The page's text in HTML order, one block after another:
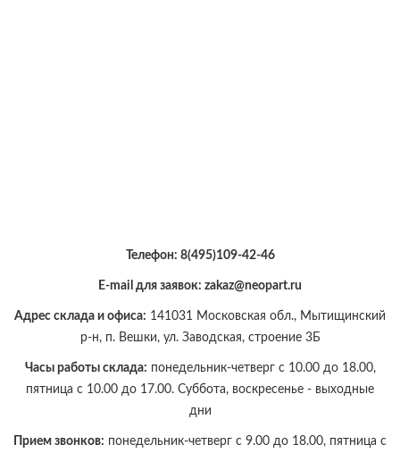
Телефон: 8(495)109-42-46
E-mail для заявок: zakaz@neopart.ru
Адрес склада и офиса: 141031 Московская обл., Мытищинский
р-н, п. Вешки, ул. Заводская, строение 3Б
Часы работы склада: понедельник-четверг с 10.00 до 18.00,
пятница с 10.00 до 17.00. Суббота, воскресенье - выходные
дни
Прием звонков: понедельник-четверг с 9.00 до 18.00, пятница с